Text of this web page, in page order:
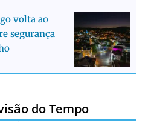
volta ao
segurança
do Tempo